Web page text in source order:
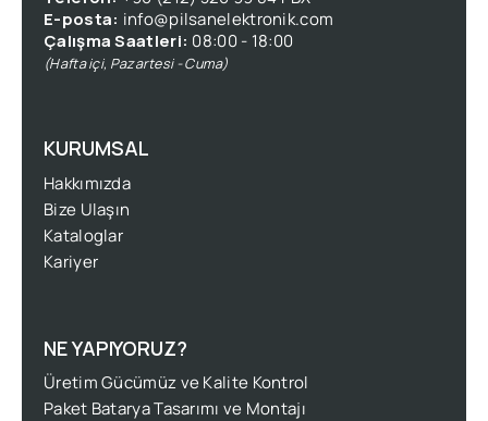
E-posta: info@pilsanelektronik.com
Çalışma Saatleri: 08:00 - 18:00
(Hafta içi, Pazartesi - Cuma)
KURUMSAL
Hakkımızda
Bize Ulaşın
Kataloglar
Kariyer
NE YAPIYORUZ?
Üretim Gücümüz ve Kalite Kontrol
Paket Batarya Tasarımı ve Montajı